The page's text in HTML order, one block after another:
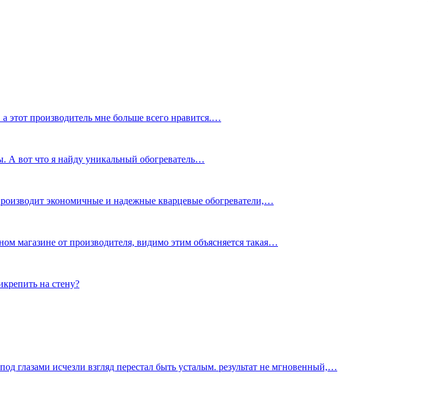
этот производитель мне больше всего нравится.…
А вот что я найду уникальный обогреватель…
экономичные и надежные кварцевые обогреватели,…
магазине от производителя, видимо этим объясняется такая…
на стену?
глазами исчезли взгляд перестал быть усталым. результат не мгновенный,…